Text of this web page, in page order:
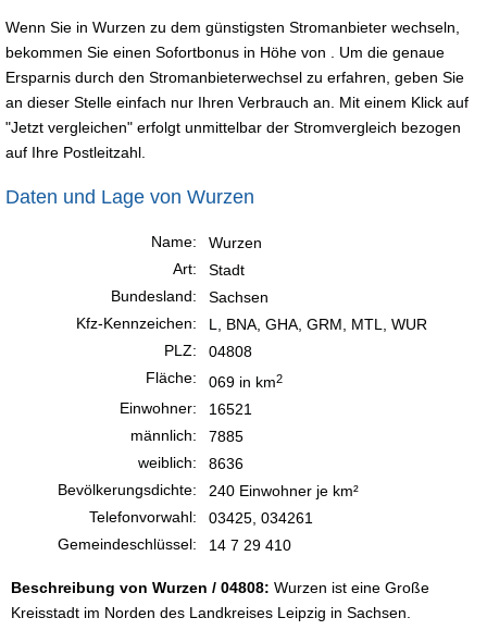
Wenn Sie in Wurzen zu dem günstigsten Stromanbieter wechseln,
bekommen Sie einen Sofortbonus in Höhe von . Um die genaue
Ersparnis durch den Stromanbieterwechsel zu erfahren, geben Sie
an dieser Stelle einfach nur Ihren Verbrauch an. Mit einem Klick auf
"Jetzt vergleichen" erfolgt unmittelbar der Stromvergleich bezogen
auf Ihre Postleitzahl.
Daten und Lage von Wurzen
Name:
Wurzen
Art:
Stadt
Bundesland:
Sachsen
Kfz-Kennzeichen:
L, BNA, GHA, GRM, MTL, WUR
PLZ:
04808
Fläche:
069 in km2
Einwohner:
16521
männlich:
7885
weiblich:
8636
Bevölkerungsdichte:
240 Einwohner je km²
Telefonvorwahl:
03425, 034261
Gemeindeschlüssel:
14 7 29 410
Beschreibung von Wurzen / 04808: Wurzen ist eine Große
Kreisstadt im Norden des Landkreises Leipzig in Sachsen.